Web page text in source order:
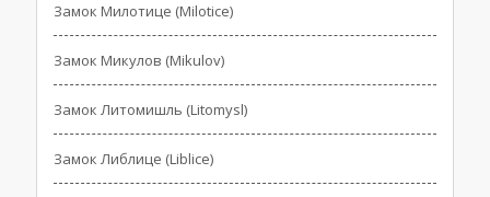
Замок Милотице (Milotice)
Замок Микулов (Mikulov)
Замок Литомишль (Litomysl)
Замок Либлице (Liblice)